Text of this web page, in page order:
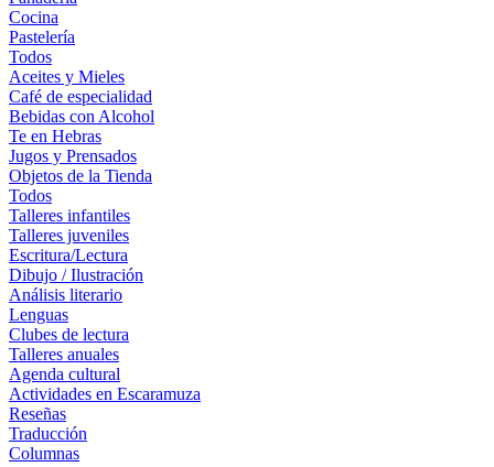
Cocina
Pastelería
Todos
Aceites y Mieles
Café de especialidad
Bebidas con Alcohol
Te en Hebras
Jugos y Prensados
Objetos de la Tienda
Todos
Talleres infantiles
Talleres juveniles
Escritura/Lectura
Dibujo / Ilustración
Análisis literario
Lenguas
Clubes de lectura
Talleres anuales
Agenda cultural
Actividades en Escaramuza
Reseñas
Traducción
Columnas